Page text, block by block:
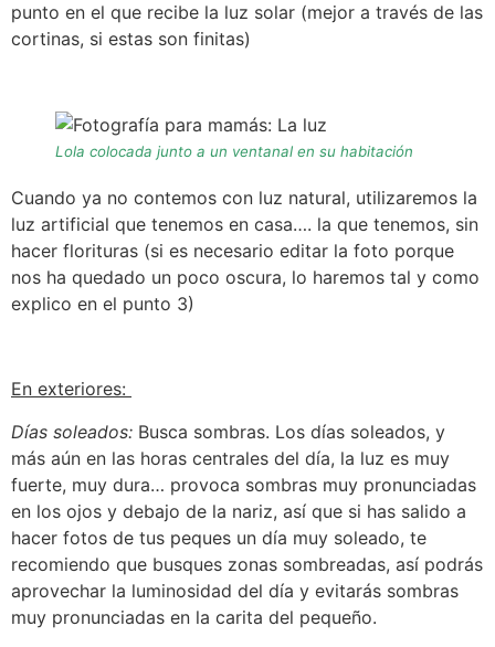
punto en el que recibe la luz solar (mejor a través de las
cortinas, si estas son finitas)
Lola colocada junto a un ventanal en su habitación
Cuando ya no contemos con luz natural, utilizaremos la
luz artificial que tenemos en casa…. la que tenemos, sin
hacer florituras (si es necesario editar la foto porque
nos ha quedado un poco oscura, lo haremos tal y como
explico en el punto 3)
En exteriores:
Días soleados: Busca sombras. Los días soleados, y
más aún en las horas centrales del día, la luz es muy
fuerte, muy dura… provoca sombras muy pronunciadas
en los ojos y debajo de la nariz, así que si has salido a
hacer fotos de tus peques un día muy soleado, te
recomiendo que busques zonas sombreadas, así podrás
aprovechar la luminosidad del día y evitarás sombras
muy pronunciadas en la carita del pequeño.